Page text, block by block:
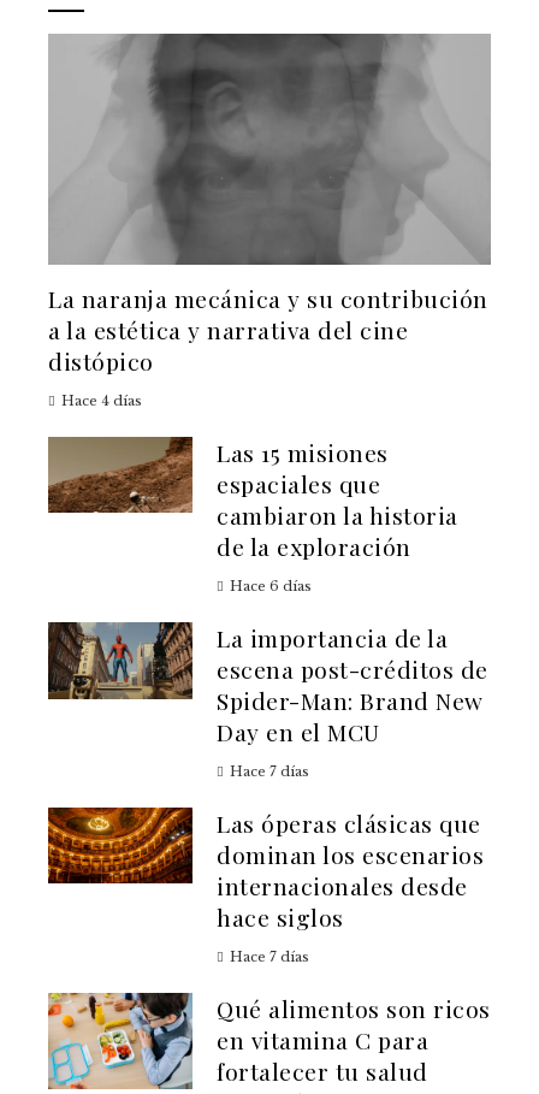
La naranja mecánica y su contribución
a la estética y narrativa del cine
distópico
Hace 4 días
Las 15 misiones
espaciales que
cambiaron la historia
de la exploración
Hace 6 días
La importancia de la
escena post-créditos de
Spider-Man: Brand New
Day en el MCU
Hace 7 días
Las óperas clásicas que
dominan los escenarios
internacionales desde
hace siglos
Hace 7 días
Qué alimentos son ricos
en vitamina C para
fortalecer tu salud